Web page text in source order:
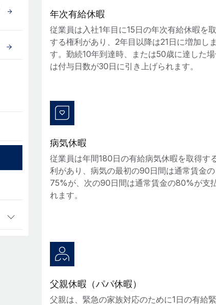
年次有給休暇
従業員は入社1年目に15日の年次有給休暇を
する権利があり、2年目以降は21日に増加しま
す。勤続10年到達時、または50歳に達した
は付与日数が30日に引き上げられます。
病気休暇
従業員は年間180日の有給病気休暇を取得す
利があり、病気の最初の90日間は通常賃金の
75%が、次の90日間は通常賃金の80%が支
れます。
父親休暇（パパ休暇）
父親は、緊急の家族対応のために1日の有給